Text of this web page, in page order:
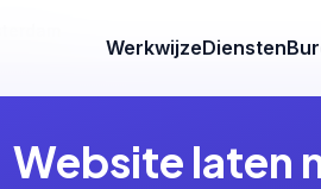
WerkwijzeDiensten
Website laten